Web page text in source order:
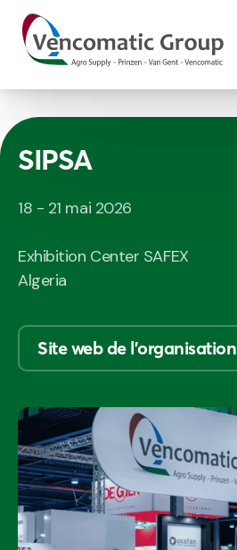
SIPSA
18 - 21 mai 2026
Exhibition Center SAFEX
Algeria
Site web de l'organisation